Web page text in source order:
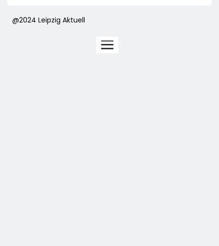
@2024 Leipzig Aktuell